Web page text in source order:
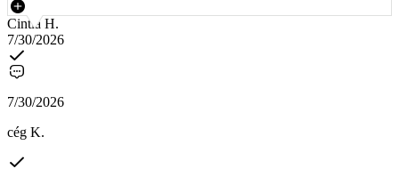
Cintia H.
7/30/2026
7/30/2026
cég K.